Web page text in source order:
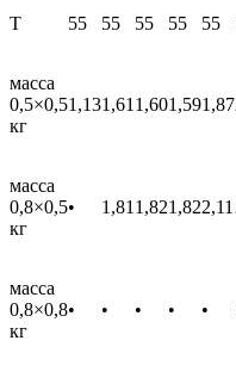
T 55 55 55 55 55
масса
0,5×0,5
кг
1,131,61 1,601,591,87
масса
0,8×0,5
кг
• 1,81 1,821,822,11
масса
0,8×0,8
кг
• • • • •